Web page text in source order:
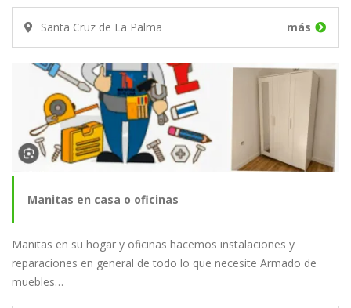
Santa Cruz de La Palma más
Manitas en casa o oficinas
Manitas en su hogar y oficinas hacemos instalaciones y
reparaciones en general de todo lo que necesite Armado de
muebles…